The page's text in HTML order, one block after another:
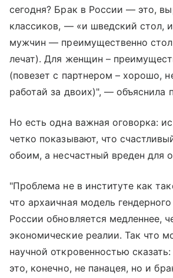
сегодня? Брак в России — это,
классиков, — «и шведский стол,
мужчин — преимущественно стол
лечат). Для женщин –
(повезет с партнером – хорошо,
работай за двоих)", — объяснила
Но есть одна важная оговорка:
четко показывают, что
обоим, а несчастный вреден для
"Проблема не в институте как
что архаичная модель
России обновляется медленнее,
экономические реалии. Так что
научной откровенностью
это, конечно, не панацея, но и